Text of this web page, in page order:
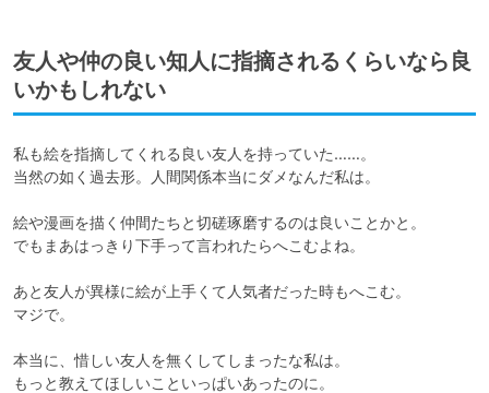
友人や仲の良い知人に指摘されるくらいなら良
いかもしれない
私も絵を指摘してくれる良い友人を持っていた……。
当然の如く過去形。人間関係本当にダメなんだ私は。
絵や漫画を描く仲間たちと切磋琢磨するのは良いことかと。
でもまあはっきり下手って言われたらへこむよね。
あと友人が異様に絵が上手くて人気者だった時もへこむ。
マジで。
本当に、惜しい友人を無くしてしまったな私は。
もっと教えてほしいこといっぱいあったのに。